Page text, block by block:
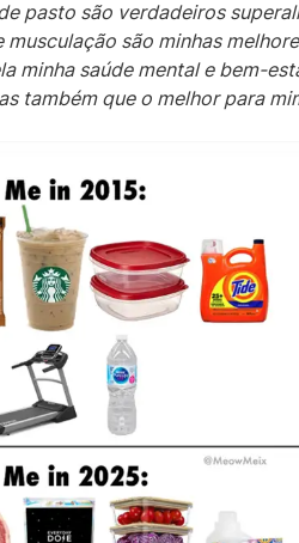
pasto são verdadeiros
musculação são minhas
minha saúde mental e bem-
também que o melhor para